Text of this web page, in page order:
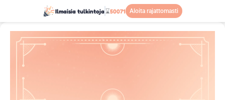
Ilmaisia tulkintoja⌛50071 Aloita rajattomasti